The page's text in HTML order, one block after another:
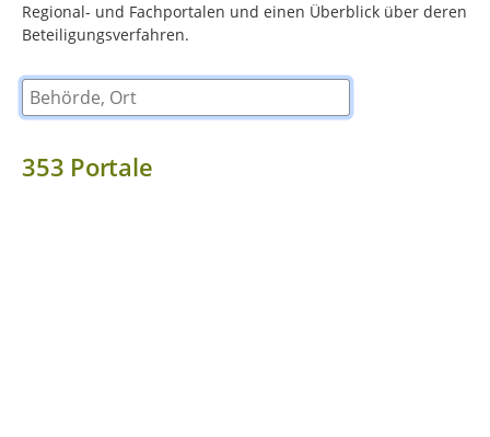
Regional- und Fachportalen und einen Überblick über deren
Beteiligungsverfahren.
Behörde, Ort
353 Portale